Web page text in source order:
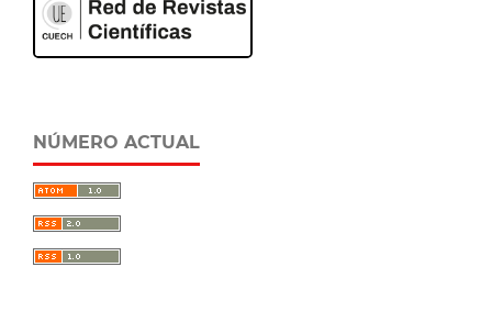
NÚMERO ACTUAL